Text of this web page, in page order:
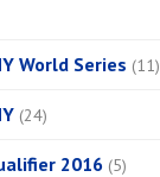
World Series (11)
(24)
2016 (5)